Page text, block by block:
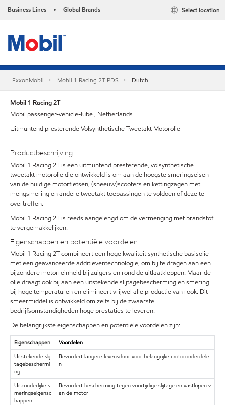
Business Lines • Global Brands Select location
ExxonMobil Mobil 1 Racing 2T PDS Dutch
Mobil 1 Racing 2T
Mobil passenger-vehicle-lube , Netherlands
Uitmuntend presterende Volsynthetische Tweetakt Motorolie
Productbeschrijving
Mobil 1 Racing 2T is een uitmuntend presterende, volsynthetische
tweetakt motorolie die ontwikkeld is om aan de hoogste smeringseisen
van de huidige motorfietsen, (sneeuw)scooters en kettingzagen met
mengsmering en andere tweetakt toepassingen te voldoen of deze te
overtreffen.
Mobil 1 Racing 2T is reeds aangelengd om de vermenging met brandstof
te vergemakkelijken.
Eigenschappen en potentiële voordelen
Mobil 1 Racing 2T combineert een hoge kwaliteit synthetische basisolie
met een geavanceerde additieventechnologie, om bij te dragen aan een
bijzondere motorreinheid bij zuigers en rond de uitlaatkleppen. Maar de
olie draagt ook bij aan een uitstekende slijtagebescherming en smering
bij hoge temperaturen en elimineert vrijwel alle productie van rook. Dit
smeermiddel is ontwikkeld om zelfs bij de zwaarste
bedrijfsomstandigheden hoge prestaties te leveren.
De belangrijkste eigenschappen en potentiële voordelen zijn:
Eigenschappen
Voordelen
Uitstekende slij
tagebeschermi
ng.
Bevordert langere levensduur voor belangrijke motoronderdele
n
Uitzonderlijke s
meringseigensc
happen.
Bevordert bescherming tegen voortijdige slijtage en vastlopen v
an de motor